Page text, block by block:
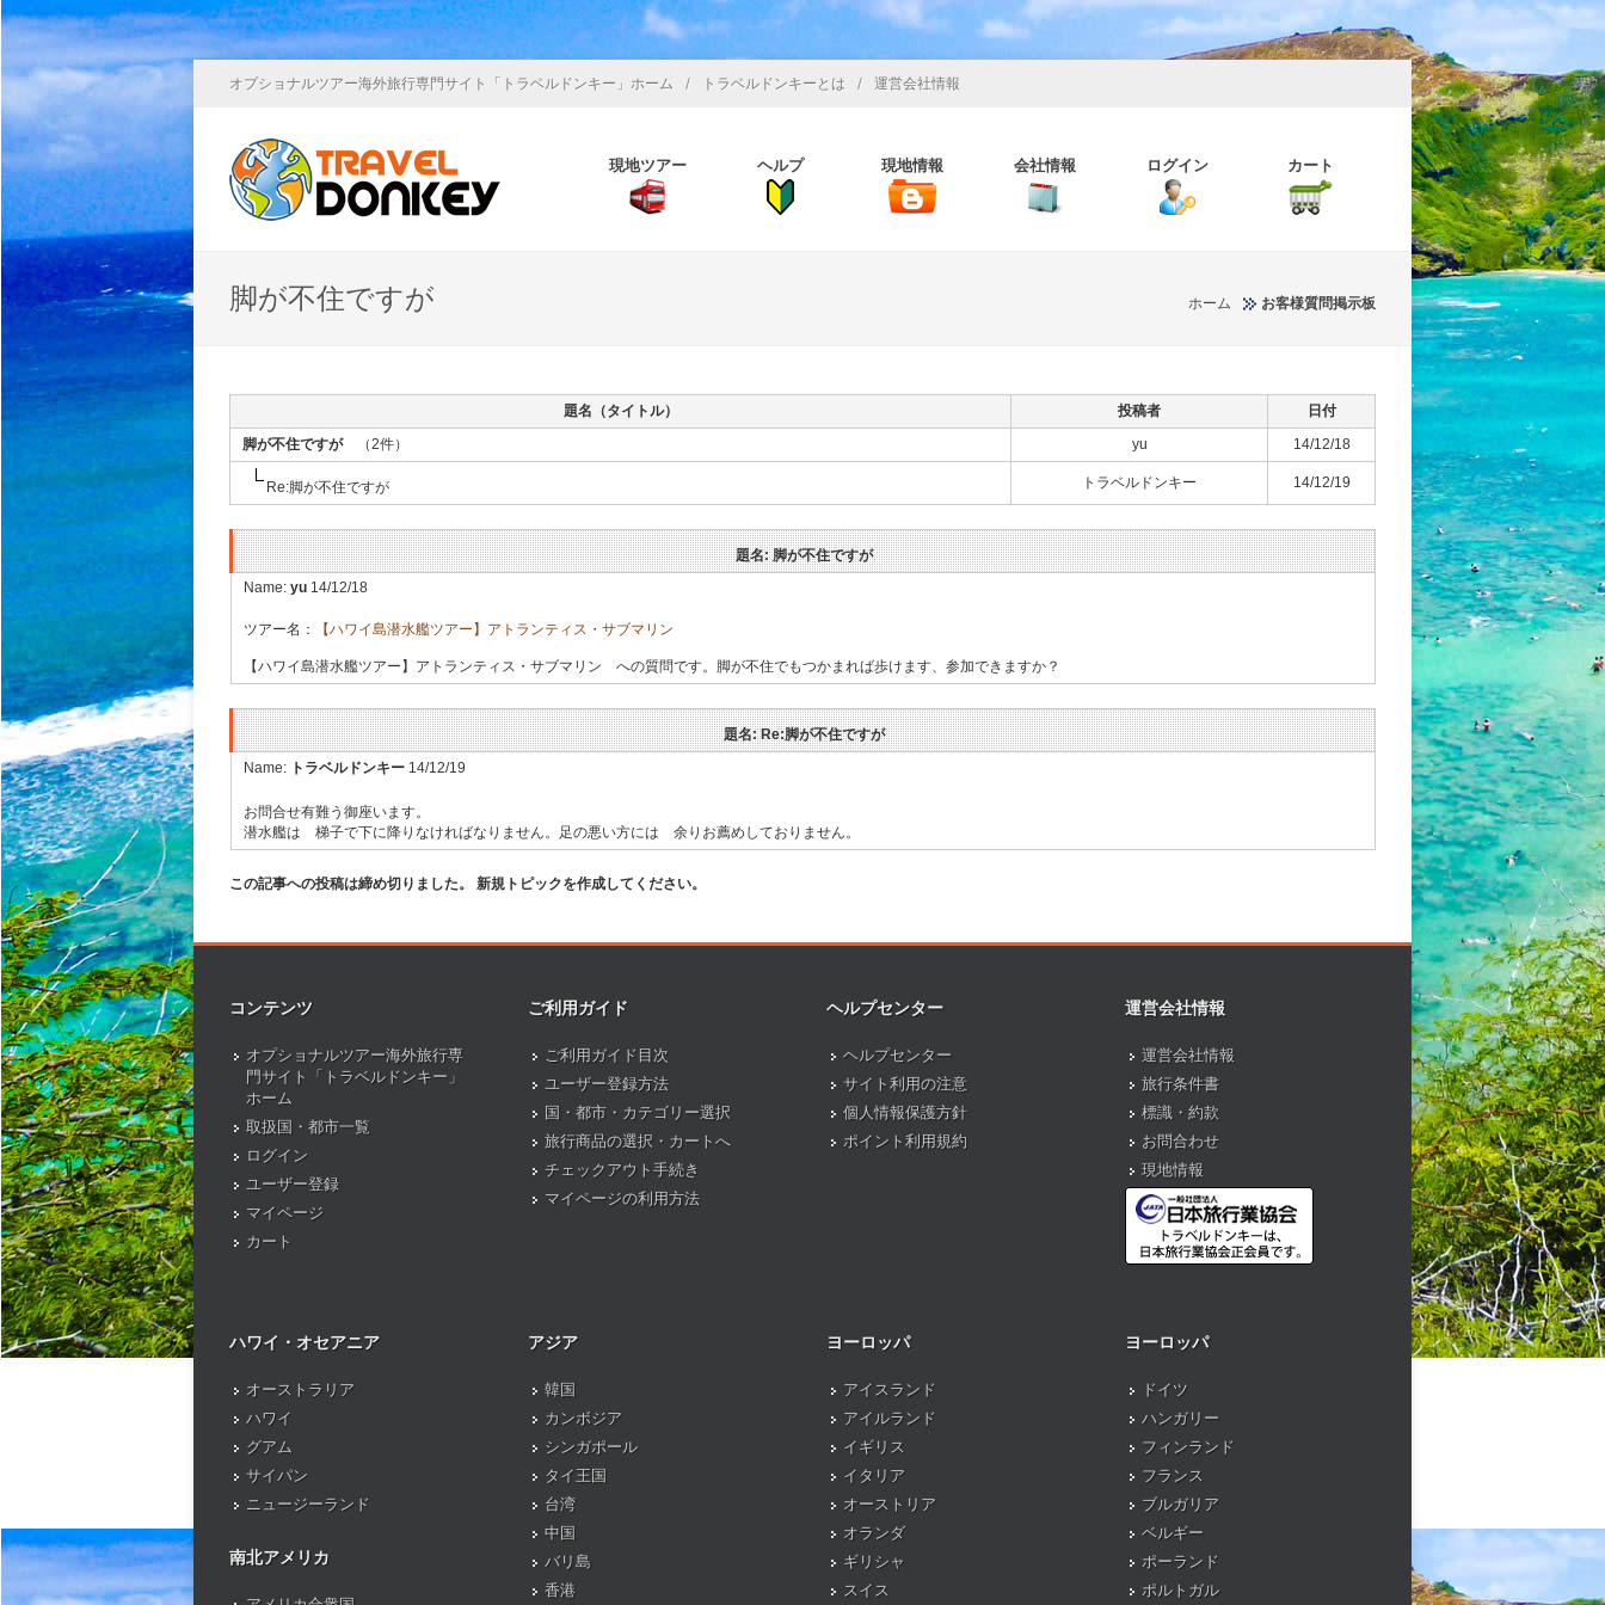
オプショナルツアー海外旅行専門サイト「トラベルドンキー」ホーム / トラベルドンキーとは / 運営会社情報
現地ツアー ヘルプ 現地情報 会社情報 ログイン カート
脚が不住ですが ホーム お客様質問掲示板
題名（タイトル） 投稿者
日付
脚が不住ですが（2件） yu 14/12/18
Re:脚が不住ですが トラベルドンキー 14/12/19
題名: 脚が不住ですが
Name: yu 14/12/18
ツアー名： 【ハワイ島潜水艦ツアー】アトランティス・サブマリン
【ハワイ島潜水艦ツアー】アトランティス・サブマリン への質問です。脚が不住でもつかまれば歩けます、参加できますか？
題名: Re:脚が不住ですが
Name:
トラベルドンキー 14/12/19
お問合せ有難う御座います。
潜水艦は 梯子で下に降りなければなりません。足の悪い方には 余りお薦めしておりません。
この記事への投稿は締め切りました。 新規トピックを作成してください。
コンテンツ
オプショナルツアー海外旅行専
門サイト「トラベルドンキー」
ホーム
取扱国・都市一覧
ログイン
ユーザー登録
マイページ
カート
ご利用ガイド
ご利用ガイド目次
ユーザー登録方法
国・都市・カテゴリー選択
旅行商品の選択・カートへ
チェックアウト手続き
マイページの利用方法
ヘルプセンター
ヘルプセンター
サイト利用の注意
個人情報保護方針
ポイント利用規約
運営会社情報
運営会社情報
旅行条件書
標識・約款
お問合わせ
現地情報
ハワイ・オセアニア
オーストラリア
ハワイ
グアム
サイパン
ニュージーランド
南北アメリカ
アジア
韓国
カンボジア
シンガポール
タイ王国
台湾
中国
バリ島
香港
ヨーロッパ
アイスランド
アイルランド
イギリス
イタリア
オーストリア
オランダ
ギリシャ
スイス
ヨーロッパ
ドイツ
ハンガリー
フィンランド
フランス
ブルガリア
ベルギー
ポーランド
ポルトガル